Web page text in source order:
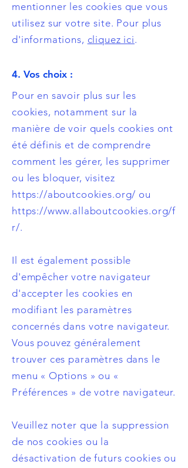
mentionner les cookies que vous
utilisez sur votre site. Pour plus
d'informations, cliquez ici.
4. Vos choix :
Pour en savoir plus sur les
cookies, notamment sur la
manière de voir quels cookies ont
été définis et de comprendre
comment les gérer, les supprimer
ou les bloquer, visitez
https://aboutcookies.org/ ou
https://www.allaboutcookies.org/f
r/.
Il est également possible
d'empêcher votre navigateur
d'accepter les cookies en
modifiant les paramètres
concernés dans votre navigateur.
Vous pouvez généralement
trouver ces paramètres dans le
menu « Options » ou «
Préférences » de votre navigateur.
Veuillez noter que la suppression
de nos cookies ou la
désactivation de futurs cookies ou